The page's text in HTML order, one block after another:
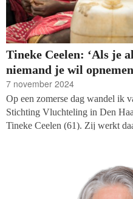
Tineke Ceelen: ‘Als je
niemand je wil
7 november 2024
Op een zomerse dag wandel ik
Stichting Vluchteling in Den
Tineke Ceelen (61). Zij werkt
‘graag mee wil bemoeien’. Dus